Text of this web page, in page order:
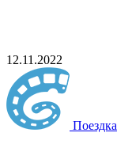
12.11.2022
Поездка